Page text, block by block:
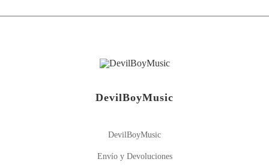
DevilBoyMusic
DevilBoyMusic
Envío y Devoluciones